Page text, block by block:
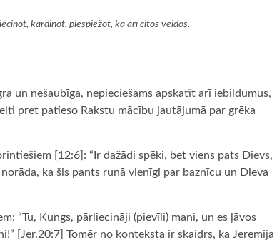
kārdinot, piespiežot, kā arī citos veidos.
un nešaubīga, nepieciešams apskatīt arī iebildumus,
pret patieso Rakstu mācību jautājumā par grēka
[12:6]: “Ir dažādi spēki, bet viens pats Dievs,
ka šis pants runā vienīgi par baznīcu un Dieva
“Tu, Kungs, pārliecināji (pievīli) mani, un es ļāvos
[Jer.20:7] Tomēr no konteksta ir skaidrs, ka Jeremija